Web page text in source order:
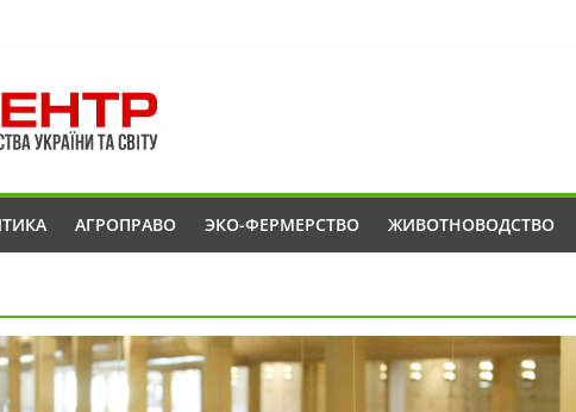
АГРОПРАВО ЭКО-ФЕРМЕРСТВО ЖИВОТНОВОДСТВО